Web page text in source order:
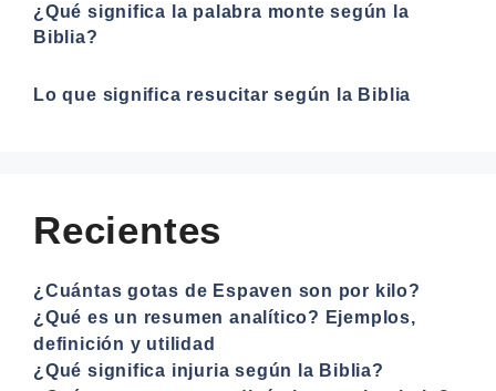
¿Qué significa la palabra monte según la
Biblia?
Lo que significa resucitar según la Biblia
Recientes
¿Cuántas gotas de Espaven son por kilo?
¿Qué es un resumen analítico? Ejemplos,
definición y utilidad
¿Qué significa injuria según la Biblia?